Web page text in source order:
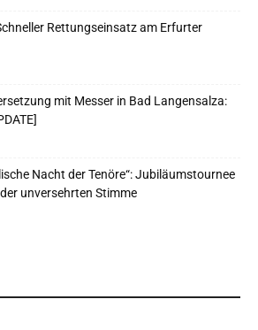
Rettungseinsatz am Erfurter
mit Messer in Bad Langensalza:
Nacht der Tenöre“: Jubiläumstournee
unversehrten Stimme